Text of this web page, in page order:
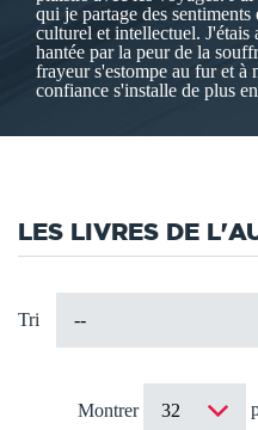
qui je partage des
culturel et intellectuel. J'étais
hantée par la peur de la
frayeur s'estompe au fur et à
confiance s'installe de plus
LES LIVRES DE
Tri
Montrer